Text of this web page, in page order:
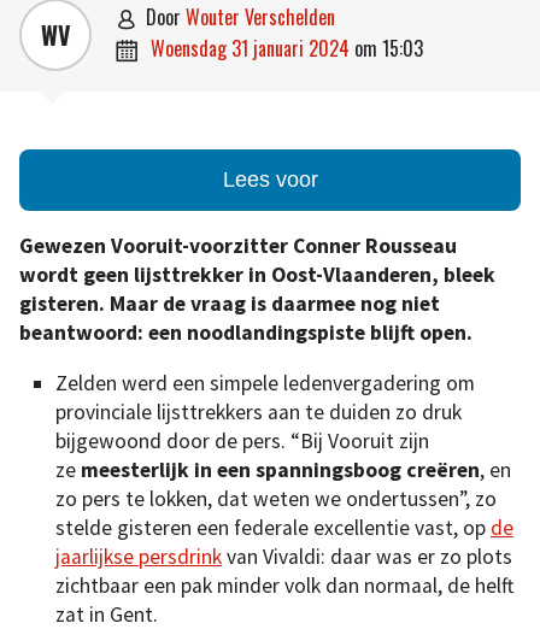
WV  door Wouter Verschelden
 woensdag 31 januari 2024 om 15:03
Lees voor
Gewezen Vooruit-voorzitter Conner Rousseau
wordt geen lijsttrekker in Oost-Vlaanderen, bleek
gisteren. Maar de vraag is daarmee nog niet
beantwoord: een noodlandingspiste blijft open.
Zelden werd een simpele ledenvergadering om
provinciale lijsttrekkers aan te duiden zo druk
bijgewoond door de pers. “Bij Vooruit zijn
ze meesterlijk in een spanningsboog creëren, en
zo pers te lokken, dat weten we ondertussen”, zo
stelde gisteren een federale excellentie vast, op de
jaarlijkse persdrinkvan Vivaldi: daar was er zo plots
zichtbaar een pak minder volk dan normaal, de helft
zat in Gent.